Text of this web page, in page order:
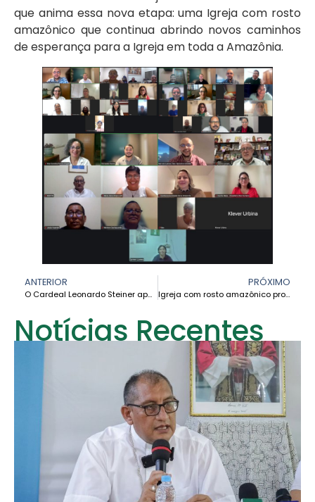
que anima essa nova etapa: uma Igreja com rosto
amazônico que continua abrindo novos caminhos
de esperança para a Igreja em toda a Amazônia.
ANTERIOR
O Cardeal Leonardo Steiner apela ao fortalecimento da ecologia integral e da escuta sinodal para cuidar da Casa Comum
PRÓXIMO
Igreja com rosto amazônico promove uma espiritualidade sinodal e profética rumo ao XII FOSPA
Notícias Recentes